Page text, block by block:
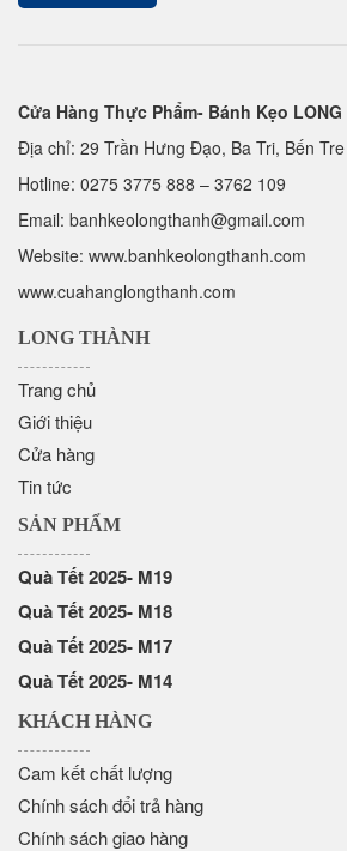
Cửa Hàng Thực Phẩm- Bánh Kẹo LONG
Địa chỉ: 29 Trần Hưng Đạo, Ba Tri, Bến Tre
Hotline: 0275 3775 888 – 3762 109
Email: banhkeolongthanh@gmail.com
Website: www.banhkeolongthanh.com
www.cuahanglongthanh.com
LONG THÀNH
Trang chủ
Giới thiệu
Cửa hàng
Tin tức
SẢN PHẨM
Quà Tết 2025- M19
Quà Tết 2025- M18
Quà Tết 2025- M17
Quà Tết 2025- M14
KHÁCH HÀNG
Cam kết chất lượng
Chính sách đổi trả hàng
Chính sách giao hàng